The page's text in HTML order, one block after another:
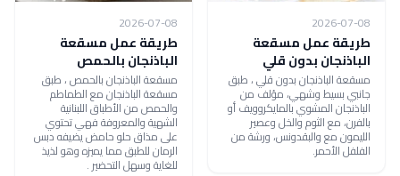
2026-07-08
طريقة عمل مسقعة
الباذنجان بدون قلي
مسقعة الباذنجان بدون قلي ، طبق
جانبي بسيط وشهي، مؤلف من
الباذنجان المشوي بالمايكروويف أو
بالفرن، مع الثوم والخل وعصير
الليمون مع والبقدونس، ورشة من
الفلفل الأحمر.
2026-07-08
طريقة عمل مسقعة
الباذنجان بالحمص
مسقعة الباذنجان بالحمص ، طبق
مسقعة الباذنجان مع الطماطم
والحمص من الأطباق اللبنانية
الشهية والمعروفة فهي تحتوي
على مذاق حلو حامض يضيفه دبس
الرمان للطبق مما يميزه وهو لذيذ
للغاية وسهل التحضير .